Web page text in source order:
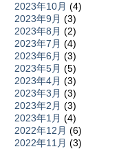
2023年10月 (4)
2023年9月 (3)
2023年8月 (2)
2023年7月 (4)
2023年6月 (3)
2023年5月 (5)
2023年4月 (3)
2023年3月 (3)
2023年2月 (3)
2023年1月 (4)
2022年12月 (6)
2022年11月 (3)